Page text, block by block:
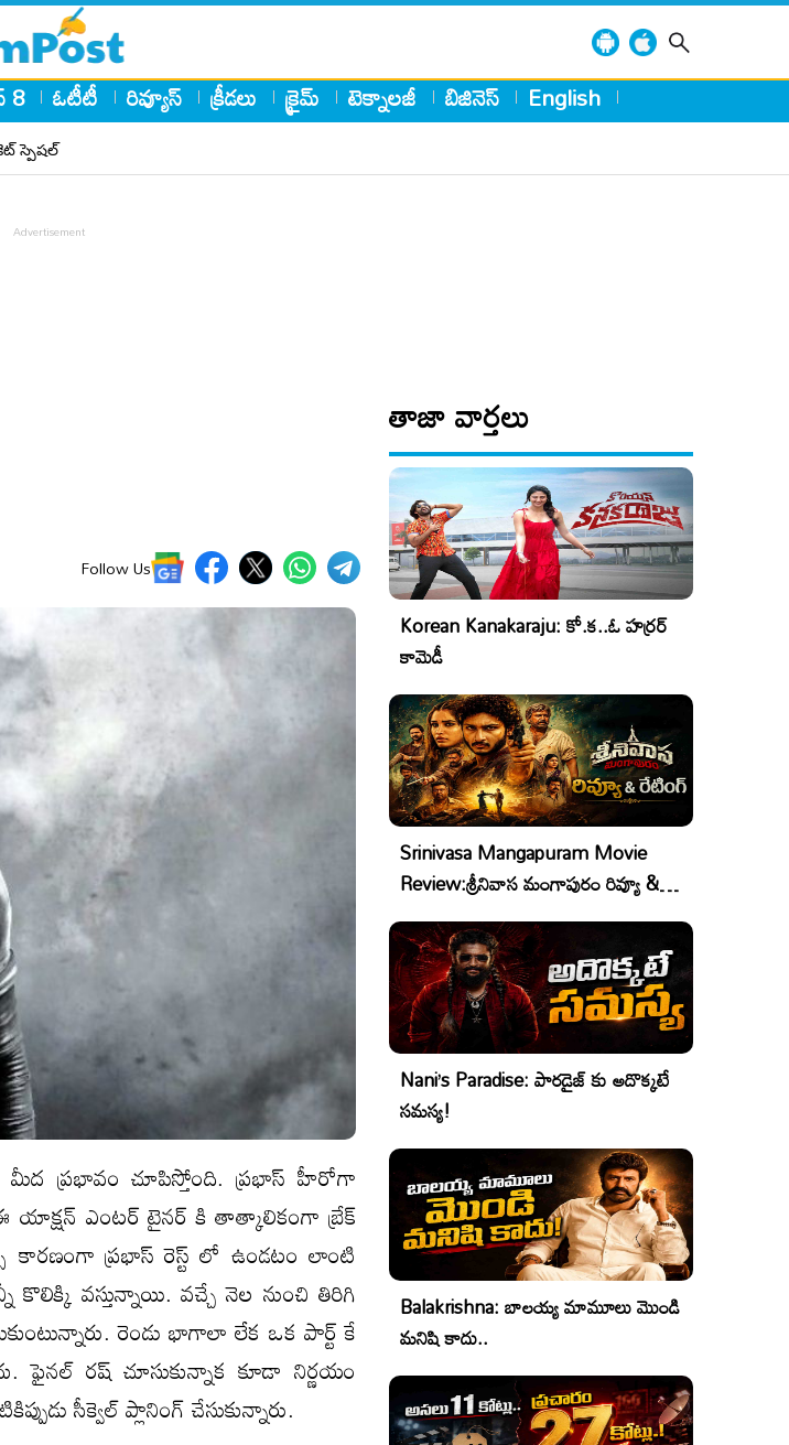
8 ఓటీటీ రివ్యూస్ క్రీడలు క్రైమ్ టెక్నాలజీ బిజినెస్ English
స్పెషల్
Follow Us
మీద ప్రభావం చూపిస్తోంది. ప్రభాస్ హీరోగా
యాక్షన్ ఎంటర్ టైనర్ కి తాత్కాలికంగా బ్రేక్
కారణంగా ప్రభాస్ రెస్ట్ లో ఉండటం లాంటి
కొలిక్కి వస్తున్నాయి. వచ్చే నెల నుంచి తిరిగి
రెండు భాగాలా లేక ఒక పార్ట్ కే
రష్ చూసుకున్నాక కూడా నిర్ణయం
సీక్వెల్ ప్లానింగ్ చేసుకున్నారు.
తాజా వార్తలు
Korean Kanakaraju: కో.క..ఓ హర్రర్
కామెడీ
Srinivasa Mangapuram Movie
Review:శ్రీనివాస మంగాపురం రివ్యూ &
రేటింగ్
Nani’s Paradise: పారడైజ్ కు అదొక్కటే
సమస్య!
Balakrishna: బాలయ్య మామూలు మొండి
మనిషి కాదు..